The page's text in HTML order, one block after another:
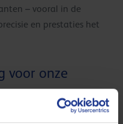
– vooral in de
en prestaties het
voor onze